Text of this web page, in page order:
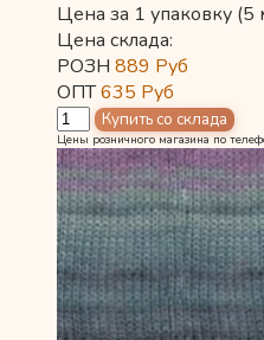
Цена за 1 упаковку (5
Цена склада:
РОЗН 889 Руб
ОПТ635 Руб
Цены розничного магазина по